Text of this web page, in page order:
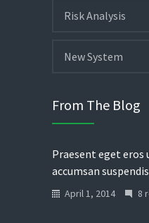
Risk Analysis
New System
From The Blog
Praesent eget
accumsan
April 1, 2014 8